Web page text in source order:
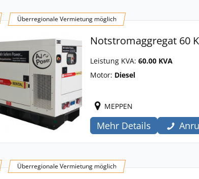
Überregionale Vermietung möglich
Notstromaggregat 60
Leistung KVA: 60.00 KVA
Motor: Diesel
MEPPEN
Mehr Details
Überregionale Vermietung möglich